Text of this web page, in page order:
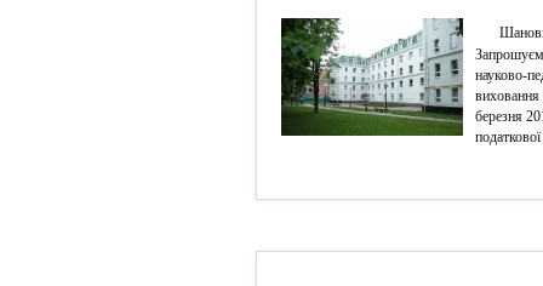
науково-
виховання
березня